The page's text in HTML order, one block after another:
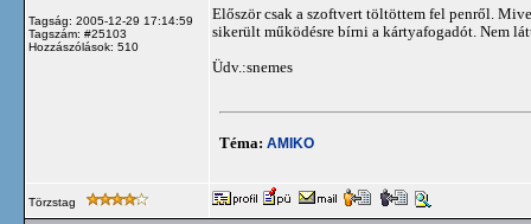
Tagság: 2005-12-29 17:14:59
Tagszám: #25103
Hozzászólások: 510
Először csak a szoftvert töltöttem fel penről.
sikerült működésre bírni a kártyafogadót. Nem
Üdv.:snemes
Téma: AMIKO
Törzstag